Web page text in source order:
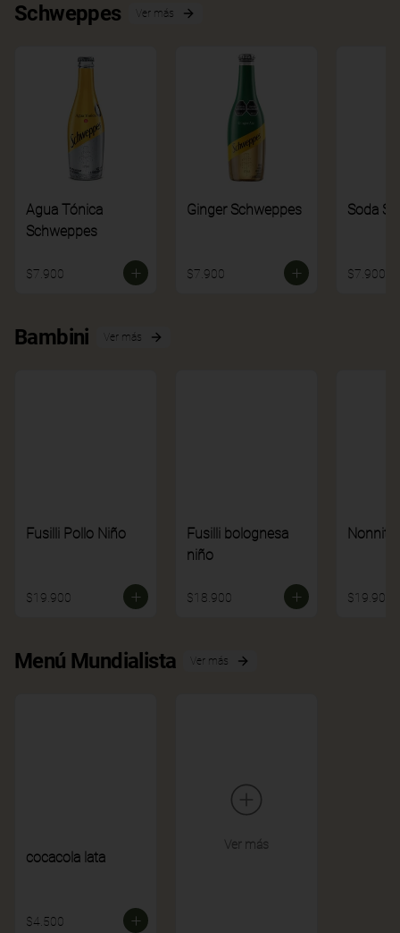
Schweppes Ver más
Agua Tónica
Schweppes
$7.900
Ginger Schweppes
$7.900
Soda
$7.900
Bambini Ver más
Fusilli Pollo Niño
$19.900
Fusilli bolognesa
niño
$18.900 $19.900
Menú Mundialista Ver más
cocacola lata
$4.500
Ver más